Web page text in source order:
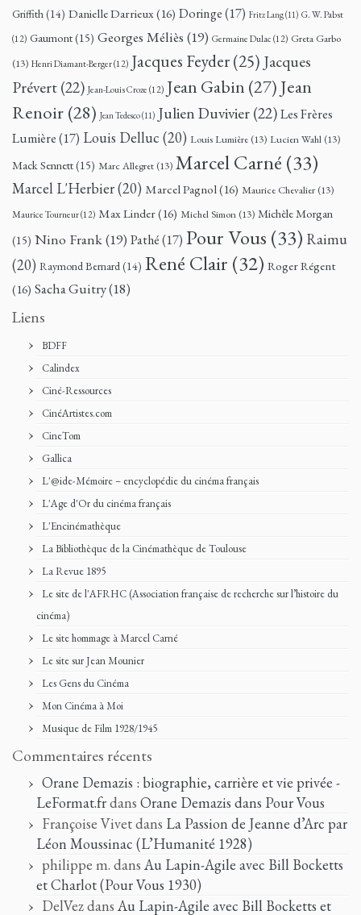
Griffith(14) Danielle Darrieux(16) Doringe(17) Fritz Lang(11) G. W. Pabst
(12) Gaumont(15) Georges Méliès (19) Germaine Dulac (12) Greta Garbo
(13) Henri Diamant-Berger(12) Jacques Feyder(25) Jacques
Prévert(22) Jean-Louis Croze (12) Jean Gabin (27) Jean
Renoir (28) Jean Tedesco(11) Julien Duvivier(22)Les Frères
Lumière(17) Louis Delluc (20) Louis Lumière (13) Lucien Wahl (13)
Mack Sennett(15) Marc Allegret (13) Marcel Carné (33)
Marcel L'Herbier(20) Marcel Pagnol(16) Maurice Chevalier (13)
Maurice Tourneur(12) Max Linder(16) Michel Simon (13) Michèle Morgan
(15) Nino Frank(19) Pathé(17) Pour Vous (33) Raimu
(20) Raymond Bernard(14) René Clair (32) Roger Régent
(16) Sacha Guitry(18)
Liens
BDFF
Calindex
Ciné-Ressources
CinéArtistes.com
CineTom
Gallica
L'@ide-Mémoire – encyclopédie du cinéma français
L'Age d'Or du cinéma français
L'Encinémathèque
La Bibliothèque de la Cinémathèque de Toulouse
La Revue 1895
Le site de l'AFRHC (Association française de recherche sur l’histoire du
cinéma)
Le site hommage à Marcel Carné
Le site sur Jean Mounier
Les Gens du Cinéma
Mon Cinéma à Moi
Musique de Film 1928/1945
Commentaires récents
Orane Demazis : biographie, carrière et vie privée -
LeFormat.frdans Orane Demazis dans Pour Vous
Françoise Vivetdans La Passion de Jeanne d’Arc par
Léon Moussinac (L’Humanité 1928)
philippe m. dans Au Lapin-Agile avec Bill Bocketts
et Charlot (Pour Vous 1930)
DelVezdans Au Lapin-Agile avec Bill Bocketts et